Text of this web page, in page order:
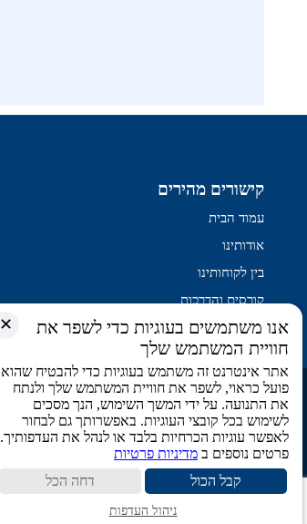
קישורים מהירים
עמוד הבית
אודותינו
בין לקוחותינו
קורסים והדרכות
שירותים
הירשמו לניוזלטר שלנו
כל הזכויות שמורות © 2026
✕
אנו משתמשים בעוגיות כדי לשפר את
חוויית המשתמש שלך
אתר אינטרנט זה משתמש בעוגיות כדי להבטיח שהוא
פועל כראוי, לשפר את חוויית המשתמש שלך ולנתח
את התנועה. על ידי המשך השימוש, הנך מסכים
לשימוש בכל קובצי העוגיות. באפשרותך גם לבחור
לאפשר עוגיות הכרחיות בלבד או לנהל את העדפותיך.
פרטים נוספים ב מדיניות פרטיות
קבל הכול
דחה הכל
ניהול העדפות